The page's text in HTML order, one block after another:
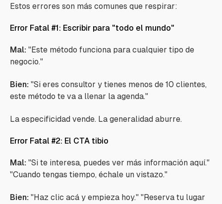
Estos errores son más comunes que respirar:
Error Fatal #1: Escribir para "todo el mundo"
Mal: "Este método funciona para cualquier tipo de
negocio."
Bien: "Si eres consultor y tienes menos de 10 clientes,
este método te va a llenar la agenda."
La especificidad vende. La generalidad aburre.
Error Fatal #2: El CTA tibio
Mal: "Si te interesa, puedes ver más información aquí."
"Cuando tengas tiempo, échale un vistazo."
Bien: "Haz clic acá y empieza hoy." "Reserva tu lugar